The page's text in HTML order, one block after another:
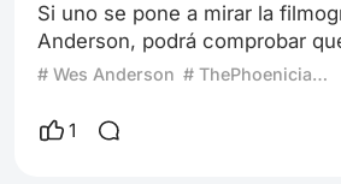
Si uno se pone a mirar la
Anderson, podrá comprobar
de los últimos años han
entre el público más cinéfilo,
# Wes Anderson # ThePhoenicianScheme
1